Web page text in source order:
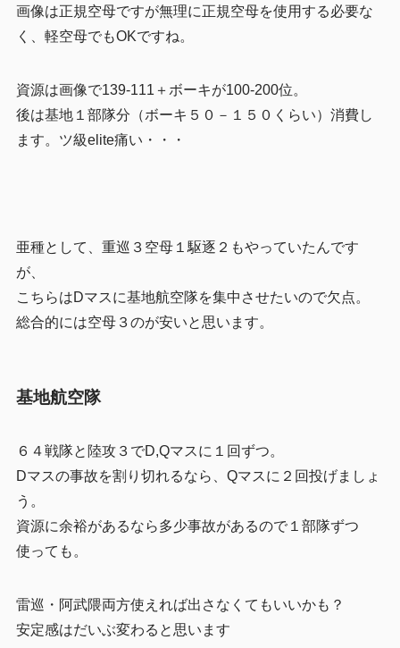
画像は正規空母ですが無理に正規空母を使用する必要な
く、軽空母でもOKですね。
資源は画像で139-111＋ボーキが100-200位。
後は基地１部隊分（ボーキ５０－１５０くらい）消費し
ます。ツ級elite痛い・・・
亜種として、重巡３空母１駆逐２もやっていたんです
が、
こちらはDマスに基地航空隊を集中させたいので欠点。
総合的には空母３のが安いと思います。
基地航空隊
６４戦隊と陸攻３でD,Qマスに１回ずつ。
Dマスの事故を割り切れるなら、Qマスに２回投げましょ
う。
資源に余裕があるなら多少事故があるので１部隊ずつ
使っても。
雷巡・阿武隈両方使えれば出さなくてもいいかも？
安定感はだいぶ変わると思います